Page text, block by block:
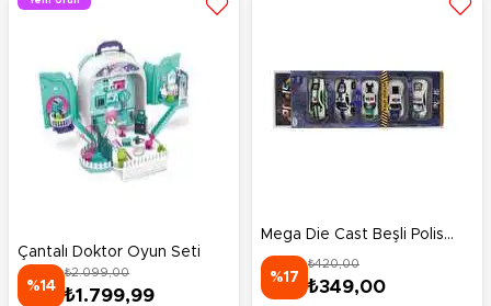
Çantalı Doktor Oyun Seti
%14
₺2.099,00
₺1.799,99
Mega Die Cast Beşli Polis
Arabaları
%17
₺420,00
₺349,00